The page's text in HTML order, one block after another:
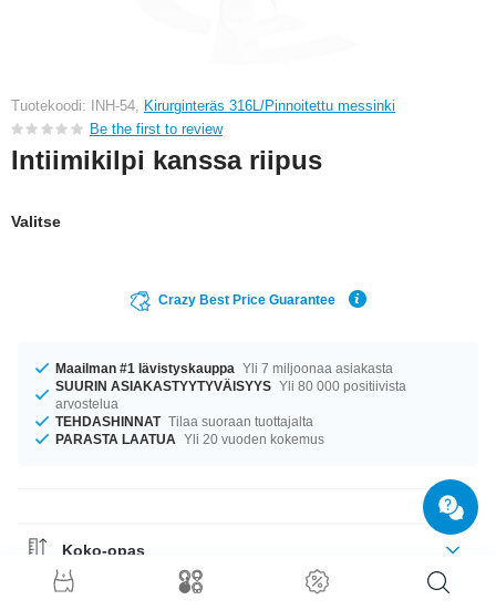
Tuotekoodi: INH-54, Kirurginteräs 316L/Pinnoitettu messinki
Be the first to review
Intiimikilpi kanssa riipus
Valitse
Crazy Best Price Guarantee
Maailman #1 lävistyskauppa Yli 7 miljoonaa asiakasta
SUURIN ASIAKASTYYTYVÄISYYS Yli 80 000 positiivista
arvostelua
TEHDASHINNAT Tilaa suoraan tuottajalta
PARASTA LAATUA Yli 20 vuoden kokemus
Koko-opas